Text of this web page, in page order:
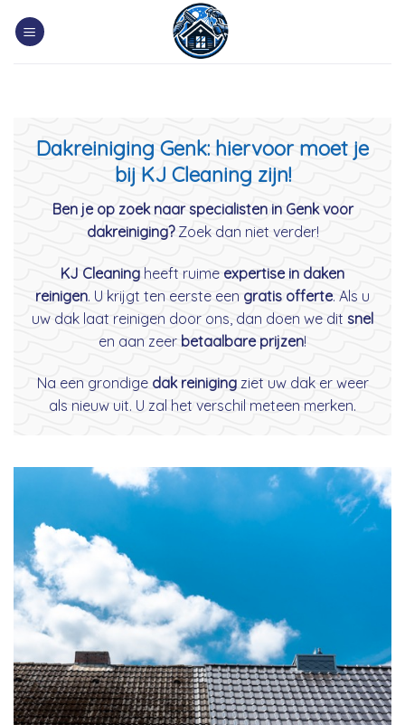
Dakreiniging Genk: hiervoor moet je
bij KJ Cleaning zijn!
Ben je op zoek naar specialisten in Genk voor
dakreiniging?Zoek dan niet verder!
KJ Cleaning heeft ruime expertise in daken
reinigen. U krijgt ten eerste een gratis offerte. Als u
uw dak laat reinigen door ons, dan doen we dit snel
en aan zeer betaalbare prijzen!
Na een grondige dak reinigingziet uw dak er weer
als nieuw uit. U zal het verschil meteen merken.